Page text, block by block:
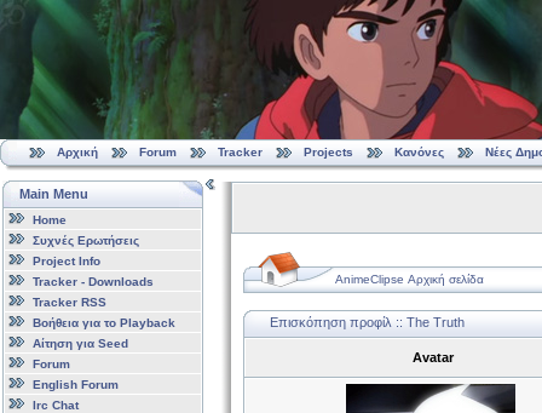
Αρχική Forum Tracker Projects Κανόνες Νέες
Main Menu
Home
Συχνές Ερωτήσεις
Project Info
Tracker - Downloads
Tracker RSS
Βοήθεια για το Playback
Αίτηση για Seed
Forum
English Forum
Irc Chat
AnimeClipse Αρχική σελίδα
Επισκόπηση προφίλ :: The Truth
Avatar